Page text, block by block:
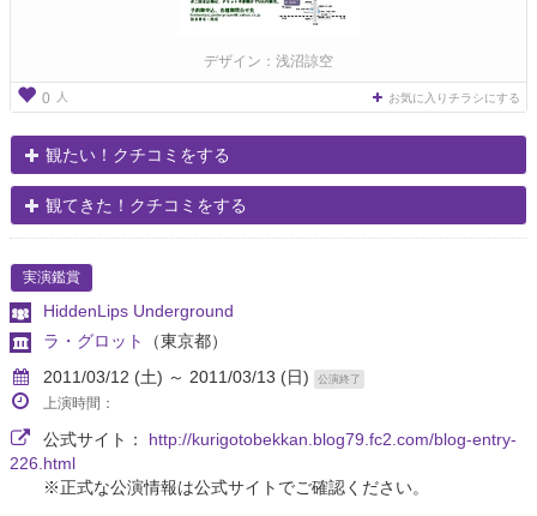
デザイン：浅沼諒空
0 人 お気に入りチラシにする
観たい！クチコミをする
観てきた！クチコミをする
実演鑑賞
HiddenLips Underground
ラ・グロット
（東京都）
2011/03/12 (土) ～ 2011/03/13 (日)
公演終了
上演時間：
公式サイト： http://kurigotobekkan.blog79.fc2.com/blog-entry-
226.html
※正式な公演情報は公式サイトでご確認ください。